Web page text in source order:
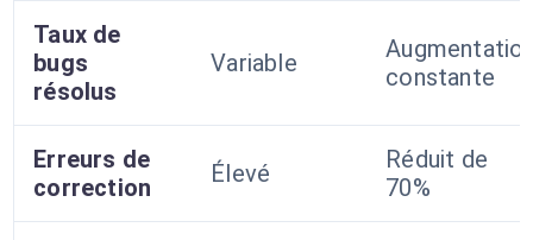
Taux de
bugs
résolus
Variable
constante
Erreurs de
correction
Élevé
Réduit de
70%